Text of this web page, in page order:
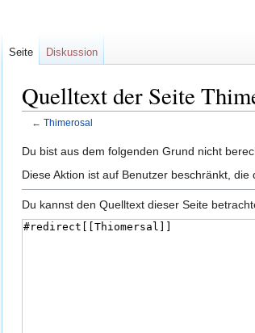
Quelltext der Seite
← Thimerosal
Zur
Navigation
Zur
Suche
Du bist aus dem folgenden Grund nicht
Diese Aktion ist auf Benutzer beschränkt, die
Du kannst den Quelltext dieser Seite
Seite Diskussion